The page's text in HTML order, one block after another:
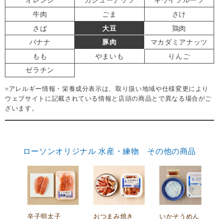
牛肉
ごま
さけ
さば
大豆
鶏肉
バナナ
豚肉
マカダミアナッツ
もも
やまいも
りんご
ゼラチン
※アレルギー情報・栄養成分表示は、取り扱い地域や仕様変更により
ウェブサイトに記載されている情報と店頭の商品とで異なる場合がご
ざいます。
ローソンオリジナル 水産・練物 その他の商品
辛子明太子
おつまみ焼き
いかそうめん